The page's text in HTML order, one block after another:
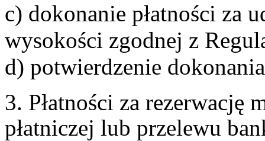
c) dokonanie płatności za
wysokości zgodnej z
d) potwierdzenie
3. Płatności za rezerwację
płatniczej lub przelewu